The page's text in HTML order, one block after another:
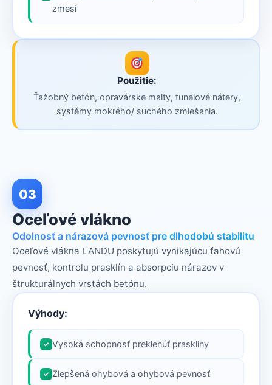
zmesí
Použitie:
Ťažobný betón, opravárske malty, tunelové nátery,
systémy mokrého/ suchého zmiešania.
03
Oceľové vlákno
Odolnosť a nárazová pevnosť pre dlhodobú stabilitu
Oceľové vlákna LANDU poskytujú vynikajúcu ťahovú
pevnosť, kontrolu prasklín a absorpciu nárazov v
štrukturálnych vrstách betónu.
Výhody:
✓ Vysoká schopnosť preklenúť praskliny
✓ Zlepšená ohybová a ohybová pevnosť